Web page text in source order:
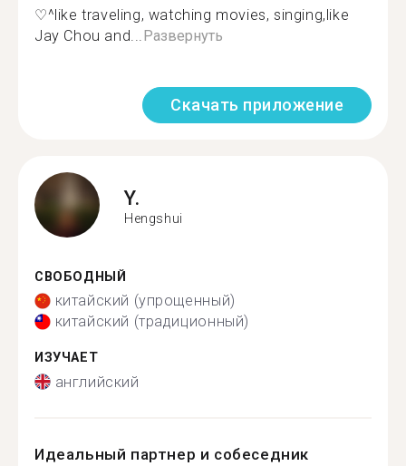
♡^like traveling, watching movies, singing,like
Jay Chou and... Развернуть
Скачать приложение
Y.
Hengshui
СВОБОДНЫЙ
китайский (упрощенный)
китайский (традиционный)
ИЗУЧАЕТ
английский
Идеальный партнер и собеседник